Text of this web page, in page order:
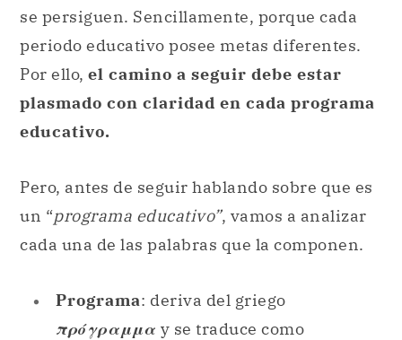
se persiguen. Sencillamente, porque cada
periodo educativo posee metas diferentes.
Por ello, el camino a seguir debe estar
plasmado con claridad en cada programa
educativo.
Pero, antes de seguir hablando sobre que es
un “programa educativo”, vamos a analizar
cada una de las palabras que la componen.
Programa: deriva del griego
πρόγραμμα y se traduce como